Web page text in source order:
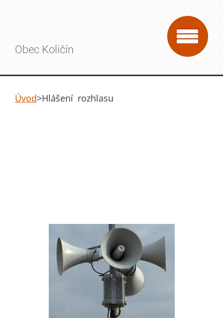
Obec Količín
Úvod>Hlášení rozhlasu